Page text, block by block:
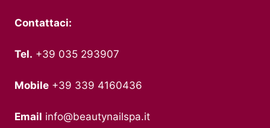
Contattaci:
Tel. +39 035 293907
Mobile +39 339 4160436
Email info@beautynailspa.it